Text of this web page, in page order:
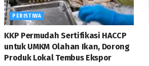
PERISTIWA
KKP Permudah Sertifikasi HACCP
untuk UMKM Olahan Ikan, Dorong
Produk Lokal Tembus Ekspor